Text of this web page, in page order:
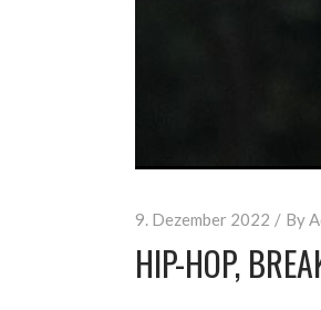
9. Dezember 2022 By
HIP-HOP,